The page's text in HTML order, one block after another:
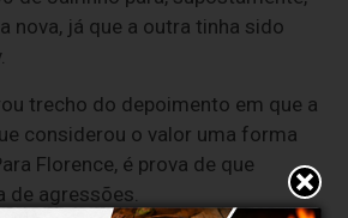
nova, já que a outra tinha sido
trecho do depoimento em que a
considerou o valor uma forma
Florence, é prova de que
de agressões.